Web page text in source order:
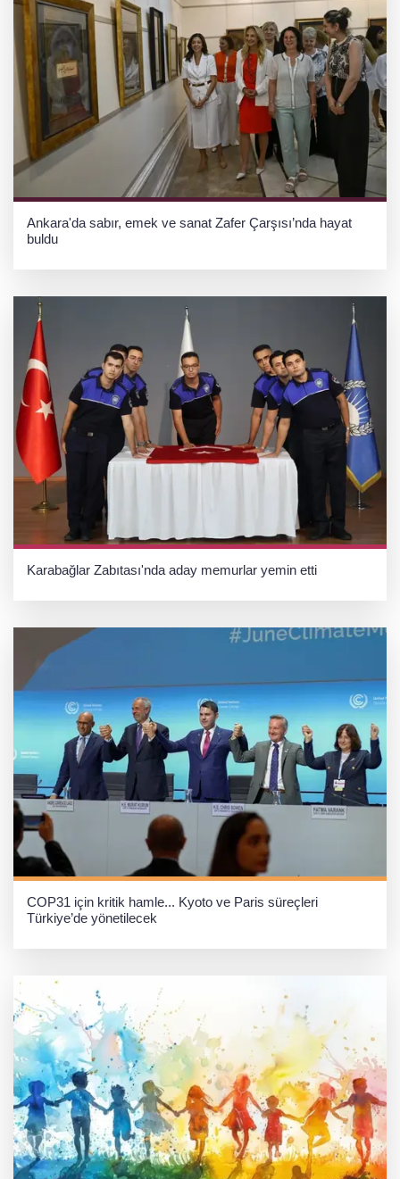
Ankara'da sabır, emek ve sanat Zafer Çarşısı’nda hayat
buldu
Karabağlar Zabıtası'nda aday memurlar yemin etti
COP31 için kritik hamle... Kyoto ve Paris süreçleri
Türkiye’de yönetilecek